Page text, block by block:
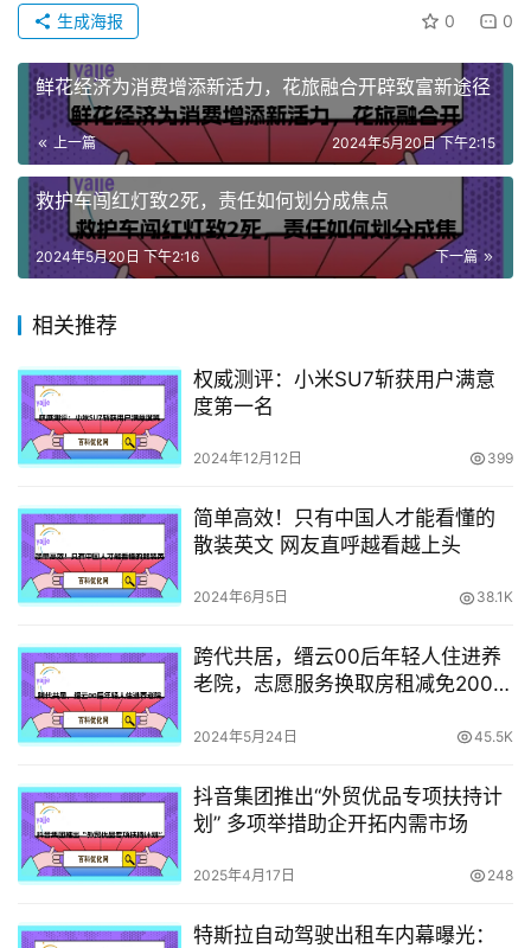
0 0
生成海报
鲜花经济为消费增添新活力，花旅融合开辟致富新途径
上一篇 2024年5月20日 下午2:15
救护车闯红灯致2死，责任如何划分成焦点
下一篇
2024年5月20日 下午2:16
相关推荐
权威测评：小米SU7斩获用户满意
度第一名
2024年12月12日 399
简单高效！只有中国人才能看懂的
散装英文 网友直呼越看越上头
2024年6月5日 38.1K
跨代共居，缙云00后年轻人住进养
老院，志愿服务换取房租减免200至
2024年5月24日 45.5K
抖音集团推出“外贸优品专项扶持计
划” 多项举措助企开拓内需市场
2025年4月17日 248
特斯拉自动驾驶出租车内幕曝光：